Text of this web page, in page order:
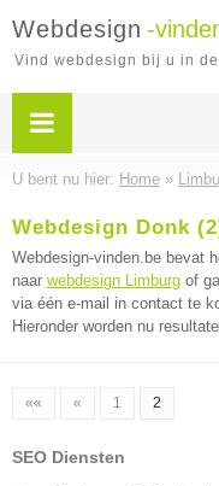
Webdesign -
Vind webdesign bij u in
U bent nu hier: Home »
Webdesign Donk
Webdesign-vinden.be bevat
naar webdesign Limburg of
via één e-mail in contact te
Hieronder worden nu
«« « 1 2
SEO Diensten